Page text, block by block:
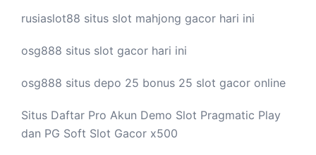
rusiaslot88 situs slot mahjong gacor hari ini
osg888 situs slot gacor hari ini
osg888 situs depo 25 bonus 25 slot gacor online
Situs Daftar Pro Akun Demo Slot Pragmatic Play
dan PG Soft Slot Gacor x500